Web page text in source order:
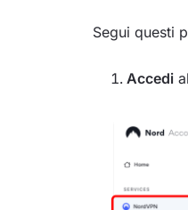
Segui questi
Accedi